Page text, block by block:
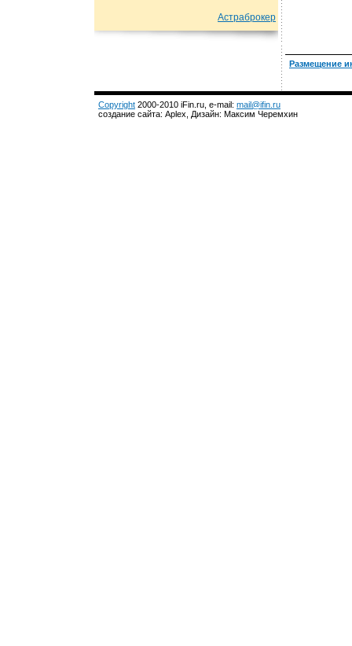
Астраброкер
Размещение
Copyright 2000-2010 iFin.ru, e-mail: mail@ifin.ru
создание сайта: Aplex, Дизайн: Максим Черемхин